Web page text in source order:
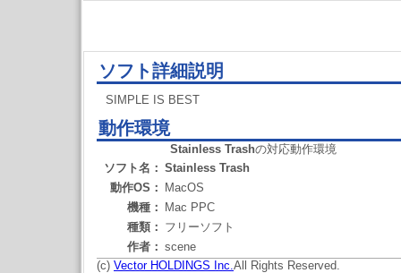
ソフト詳細説明
SIMPLE IS BEST
動作環境
Stainless Trashの対応動作環境
ソフト名： Stainless Trash
動作OS：
MacOS
機種：
Mac PPC
種類： フリーソフト
作者： scene
(c) Vector HOLDINGS Inc.All Rights Reserved.